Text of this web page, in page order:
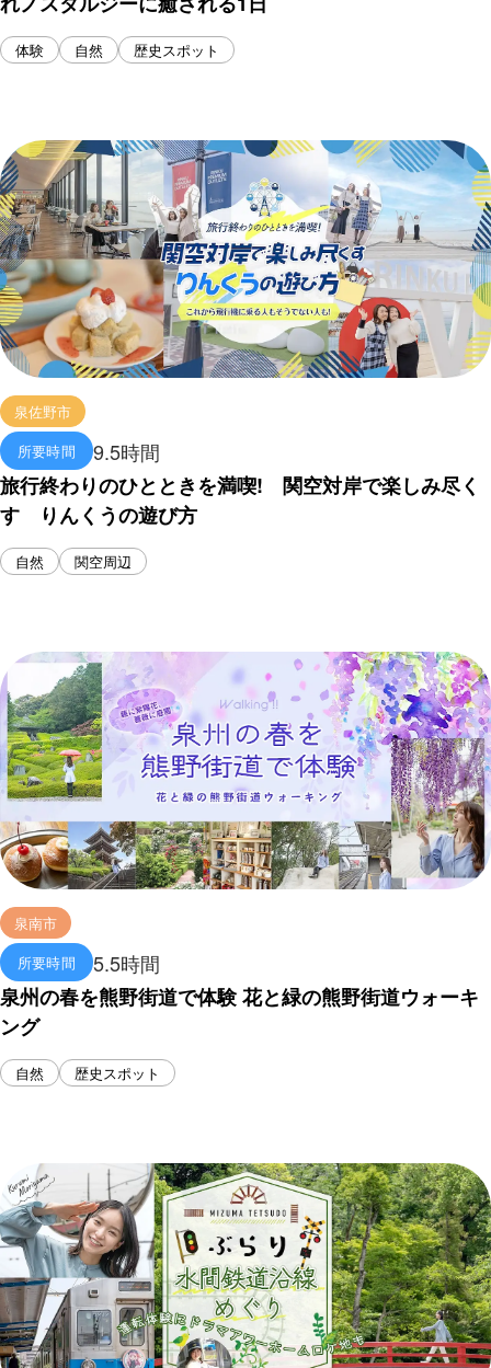
体験 自然 歴史スポット
泉佐野市
所要時間
9.5時間
旅行終わりのひとときを満喫! 関空対岸で楽しみ尽く
す りんくうの遊び方
自然 関空周辺
泉南市
所要時間
5.5時間
泉州の春を熊野街道で体験 花と緑の熊野街道ウォーキ
ング
自然 歴史スポット